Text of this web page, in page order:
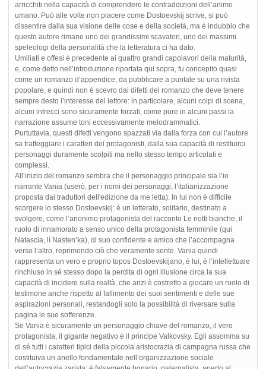
arricchiti nella capacità di comprendere le contraddizioni dell’animo
umano. Può alle volte non piacere come Dostoevskij scrive, si può
dissentire dalla sua visione delle cose e della società, ma è indubbio che
questo autore rimane uno dei grandissimi scavatori, uno dei massimi
speleologi della personalità che la letteratura ci ha dato.
Umiliati e offesi è precedente ai quattro grandi capolavori della maturità,
e, come detto nell’introduzione riportata qui sopra, fu concepito quasi
come un romanzo d’appendice, da pubblicare a puntate su una rivista
popolare, e quindi non è scevro dai difetti del romanzo che deve tenere
sempre desto l’interesse del lettore: in particolare, alcuni colpi di scena,
alcuni intrecci sono sicuramente forzati, come pure in alcuni passi la
narrazione assume toni eccessivamente melodrammatici.
Purtuttavia, questi difetti vengono spazzati via dalla forza con cui l’autore
sa tratteggiare i caratteri dei protagonisti, dalla sua capacità di restituirci
personaggi duramente scolpiti ma nello stesso tempo articolati e
complessi.
All’inizio del romanzo sembra che il personaggio principale sia l’io
narrante Vania (userò, per i nomi dei personaggi, l’italianizzazione
proposta dai traduttori dell'edizione da me letta). In lui non è difficile
scorgere lo stesso Dostoevskij: è un letterato, solitario, destinato a
svolgere, come l’anonimo protagonista del racconto Le notti bianche, il
ruolo di innamorato a senso unico della protagonista femminile (qui
Natascia, lì Nasten’ka), di suo confidente e amico che l’accompagna
verso l’altro, reprimendo ciò che veramente sente. Vania quindi
rappresenta un vero e proprio topos Dostoevskijano, è lui, è l’intellettuale
rinchiuso in sé stesso dopo la perdita di ogni illusione circa la sua
capacità di incidere sulla realtà, che anzi è costretto a giocare un ruolo di
testimone anche rispetto al fallimento dei suoi sentimenti e delle sue
aspirazioni personali, restandogli solo la possibilità di riversare sulla
pagina le sue sofferenze.
Se Vania è sicuramente un personaggio chiave del romanzo, il vero
protagonista, il gigante negativo è il principe Valkovsky. Egli assomma su
di sé tutti i caratteri tipici della piccola aristocrazia di campagna russa che
costituiva un anello fondamentale nell’organizzazione sociale